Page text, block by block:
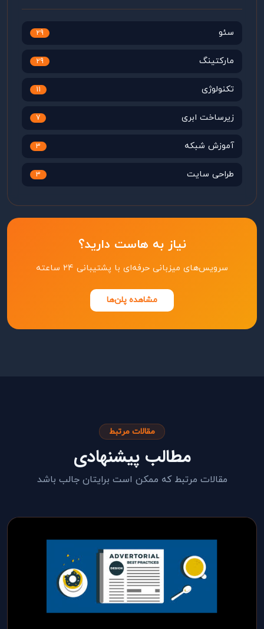
سئو 29
مارکتینگ 29
تکنولوژی 11
زیرساخت ابری 7
آموزش شبکه 3
طراحی سایت 3
نیاز به هاست دارید؟
سرویس‌های میزبانی حرفه‌ای با پشتیبانی ۲۴ ساعته
مشاهده پلن‌ها
مقالات مرتبط
مطالب پیشنهادی
مقالات مرتبط که ممکن است برایتان جالب باشد